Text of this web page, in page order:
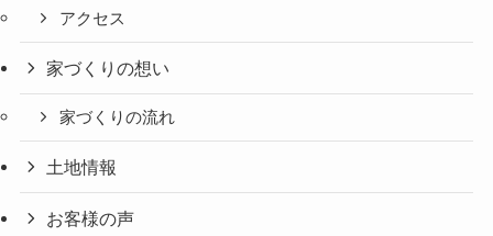
アクセス
家づくりの想い
家づくりの流れ
土地情報
お客様の声